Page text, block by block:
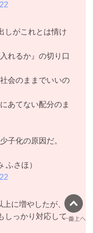
しがこれとは情け
れるか』の切り口
会のままでいいの
あてない配分のま
子化の原因だ。
さほ）
上に増やしたが、
しっかり対応して